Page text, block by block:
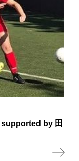
supported by 田